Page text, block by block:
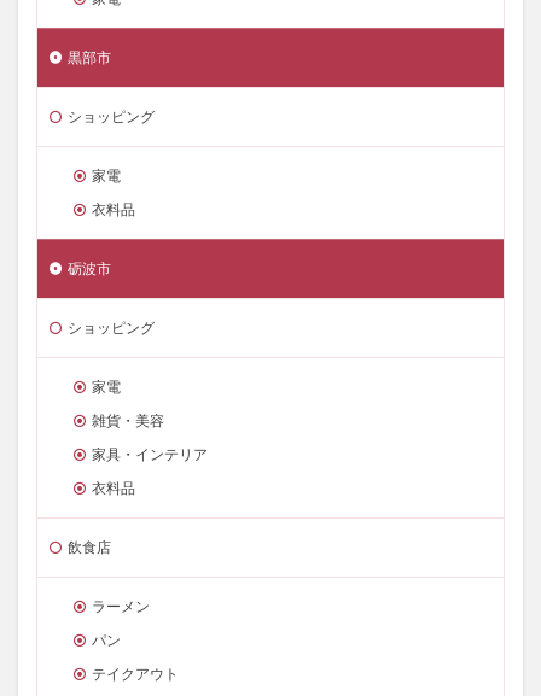
黒部市
ショッピング
家電
衣料品
砺波市
ショッピング
家電
雑貨・美容
家具・インテリア
衣料品
飲食店
ラーメン
パン
テイクアウト